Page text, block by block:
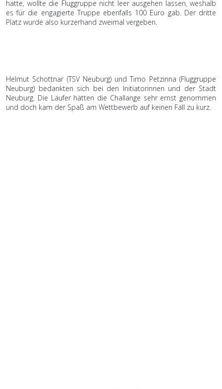
hatte, wollte die Fluggruppe nicht leer ausgehen lassen, weshalb
es für die engagierte Truppe ebenfalls 100 Euro gab. Der dritte
Platz wurde also kurzerhand zweimal vergeben.
Helmut Schottnar (TSV Neuburg) und Timo Petzinna (Fluggruppe
Neuburg) bedankten sich bei den Initiatorinnen und der Stadt
Neuburg. Die Läufer hätten die Challange sehr ernst genommen
und doch kam der Spaß am Wettbewerb auf keinen Fall zu kurz.